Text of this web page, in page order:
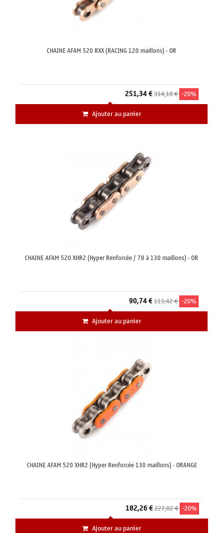
CHAINE AFAM 520 RXX (RACING 120 maillons) - OR
251,34 €314,18 € -20%
Ajouter au panier
CHAINE AFAM 520 XHR2 (Hyper Renforcée / 78 à 130 maillons) - OR
90,74 €113,42 € -20%
Ajouter au panier
CHAINE AFAM 520 XHR2 (Hyper Renforcée 130 maillons) - ORANGE
182,26 €227,82 € -20%
Ajouter au panier